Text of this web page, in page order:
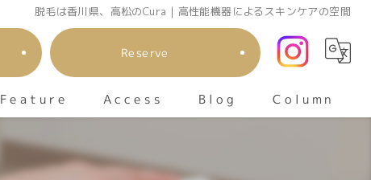
脱毛は香川県、高松のCura | 高性能機器によるスキンケアの空間
Reserve
Feature Access Blog Column